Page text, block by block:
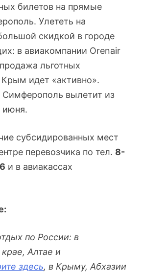
билетов на прямые
Улететь на
скидкой в городе
в авиакомпании Orenair
льготных
Крым идет «активно».
вылетит из
июня.
субсидированных мест
перевозчика по тел. 8-
и в авиакассах
по России: в
Алтае и
здесь, в Крыму, Абхазии